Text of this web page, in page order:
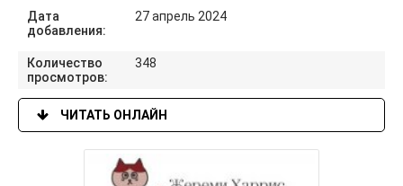
Дата
добавления:
27 апрель 2024
Количество
просмотров:
348
ЧИТАТЬ ОНЛАЙН